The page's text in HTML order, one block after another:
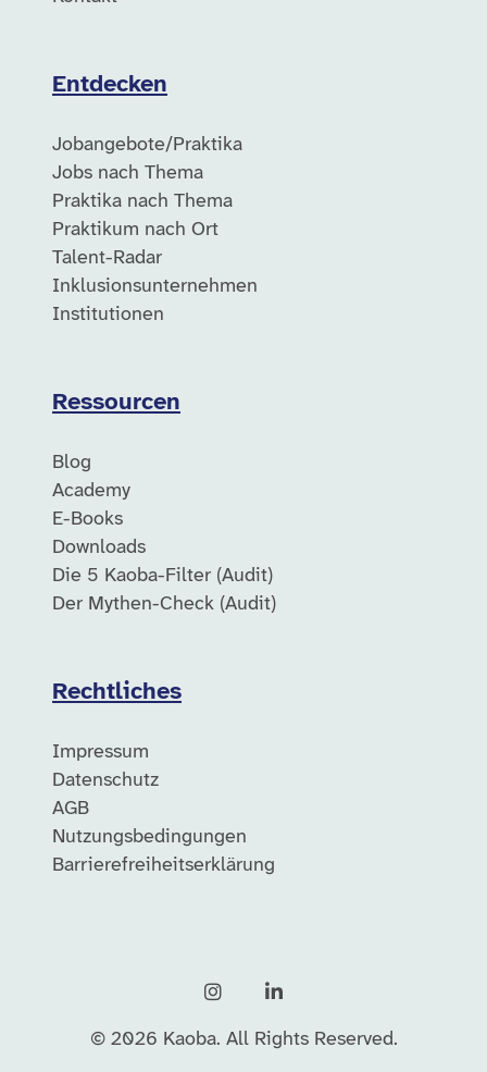
Entdecken
Jobangebote/Praktika
Jobs nach Thema
Praktika nach Thema
Praktikum nach Ort
Talent-Radar
Inklusionsunternehmen
Institutionen
Ressourcen
Blog
Academy
E-Books
Downloads
Die 5 Kaoba-Filter (Audit)
Der Mythen-Check (Audit)
Rechtliches
Impressum
Datenschutz
AGB
Nutzungsbedingungen
Barrierefreiheitserklärung
© 2026 Kaoba. All Rights Reserved.
InstagramLinkedIn